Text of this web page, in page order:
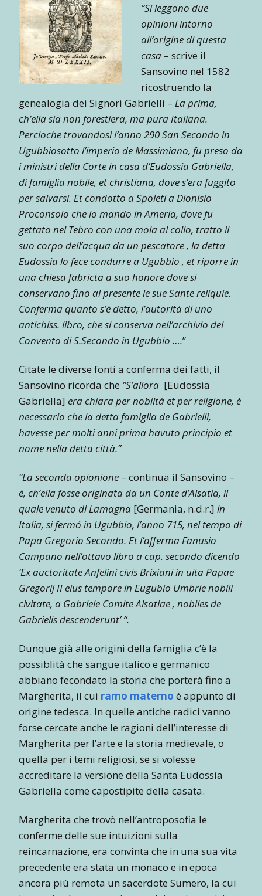
“Si leggono due
opinioni intorno
all’origine di questa
casa – scrive il
Sansovino nel 1582
ricostruendo la
genealogia dei Signori Gabrielli – La prima,
ch’ella sia non forestiera, ma pura Italiana.
Percioche trovandosi l’anno 290 San Secondo in
Ugubbiosotto l’imperio de Massimiano, fu preso da
i ministri della Corte in casa d’Eudossia Gabriella,
di famiglia nobile, et christiana, dove s’era fuggito
per salvarsi. Et condotto a Spoleti a Dionisio
Proconsolo che lo mando in Ameria, dove fu
gettato nel Tebro con una mola al collo, tratto il
suo corpo dell’acqua da un pescatore , la detta
Eudossia lo fece condurre a Ugubbio , et riporre in
una chiesa fabricta a suo honore dove si
conservano fino al presente le sue Sante reliquie.
Conferma quanto s’è detto, l’autorità di uno
antichiss. libro, che si conserva nell’archivio del
Convento di S.Secondo in Ugubbio ….”
Citate le diverse fonti a conferma dei fatti, il
Sansovino ricorda che “S’allora [Eudossia
Gabriella] era chiara per nobiltà et per religione, è
necessario che la detta famiglia de Gabrielli,
havesse per molti anni prima havuto principio et
nome nella detta città.”
“La seconda opionione – continua il Sansovino –
è, ch’ella fosse originata da un Conte d’Alsatia, il
quale venuto di Lamagna [Germania, n.d.r.] in
Italia, si fermó in Ugubbio, l’anno 715, nel tempo di
Papa Gregorio Secondo. Et l’afferma Fanusio
Campano nell’ottavo libro a cap. secondo dicendo
‘Ex auctoritate Anfelini civis Brixiani in uita Papae
Gregorij II eius tempore in Eugubio Umbrie nobili
civitate, a Gabriele Comite Alsatiae , nobiles de
Gabrielis descenderunt’ “.
Dunque già alle origini della famiglia c’è la
possiblità che sangue italico e germanico
abbiano fecondato la storia che porterà fino a
Margherita, il cui ramo materno è appunto di
origine tedesca. In quelle antiche radici vanno
forse cercate anche le ragioni dell’interesse di
Margherita per l’arte e la storia medievale, o
quella per i temi religiosi, se si volesse
accreditare la versione della Santa Eudossia
Gabriella come capostipite della casata.
Margherita che trovò nell’antroposofia le
conferme delle sue intuizioni sulla
reincarnazione, era convinta che in una sua vita
precedente era stata un monaco e in epoca
ancora più remota un sacerdote Sumero, la cui